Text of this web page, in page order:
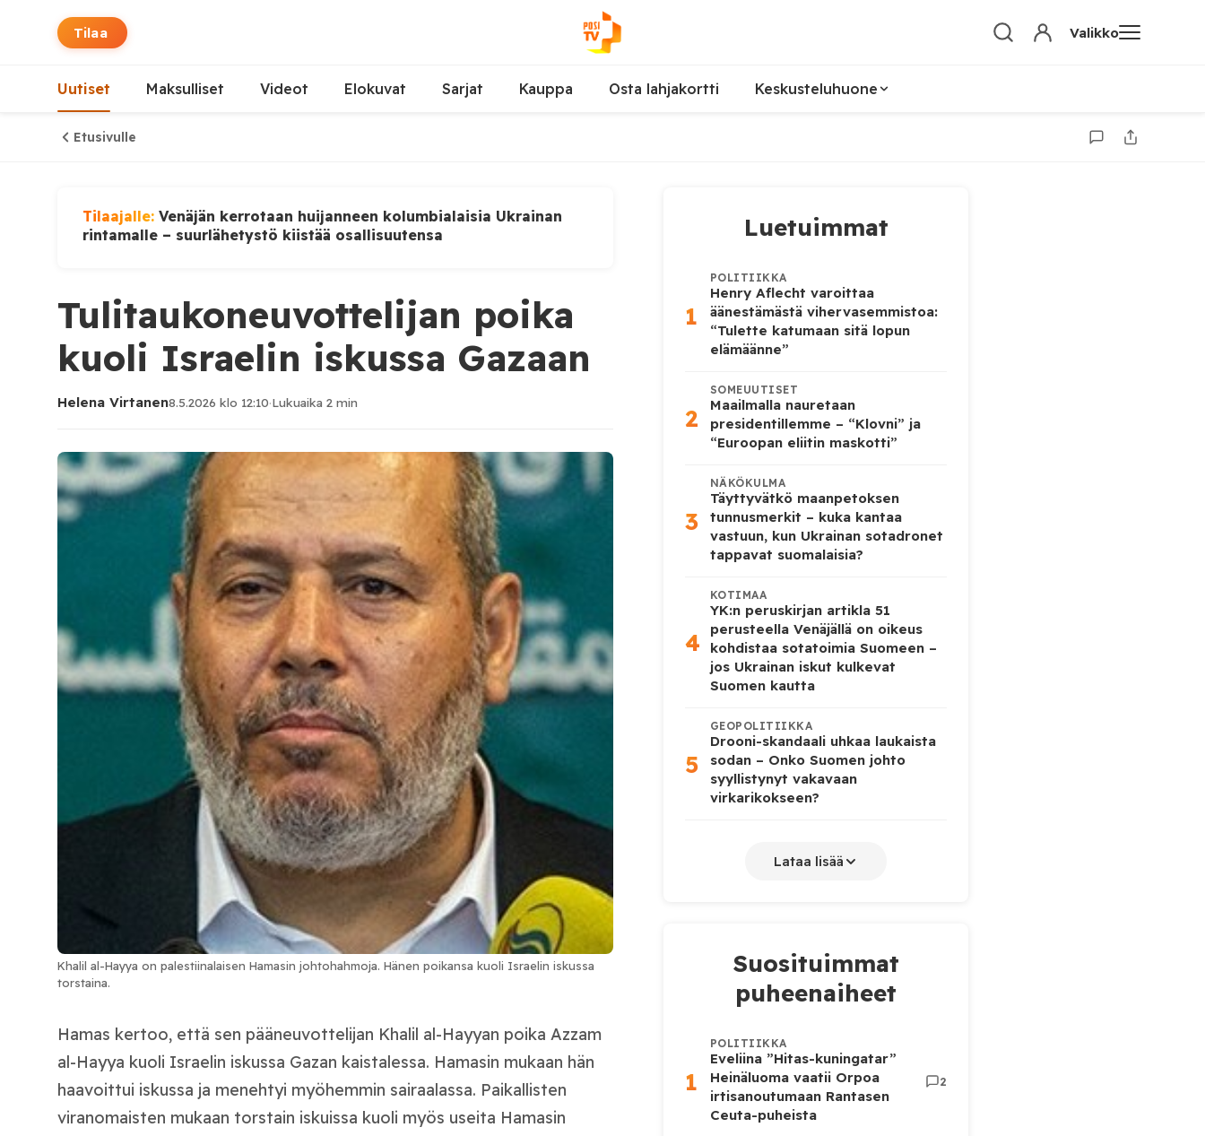
Tilaa Valikko
Uutiset Maksulliset Videot Elokuvat Sarjat Kauppa Osta lahjakortti Keskusteluhuone
Etusivulle
Tilaajalle: Venäjän kerrotaan huijanneen kolumbialaisia Ukrainan
rintamalle – suurlähetystö kiistää osallisuutensa
Tulitaukoneuvottelijan poika
kuoli Israelin iskussa Gazaan
Helena Virtanen8.5.2026 klo 12:10·Lukuaika 2 min
Khalil al-Hayya on palestiinalaisen Hamasin johtohahmoja. Hänen poikansa kuoli Israelin iskussa
torstaina.
Hamas kertoo, että sen pääneuvottelijan Khalil al-Hayyan poika Azzam
al-Hayya kuoli Israelin iskussa Gazan kaistalessa. Hamasin mukaan hän
haavoittui iskussa ja menehtyi myöhemmin sairaalassa. Paikallisten
viranomaisten mukaan torstain iskuissa kuoli myös useita Hamasin
Luetuimmat
1
POLITIIKKA
Henry Aflecht varoittaa
äänestämästä vihervasemmistoa:
“Tulette katumaan sitä lopun
elämäänne”
2
SOMEUUTISET
Maailmalla nauretaan
presidentillemme – “Klovni” ja
“Euroopan eliitin maskotti”
3
NÄKÖKULMA
Täyttyvätkö maanpetoksen
tunnusmerkit – kuka kantaa
vastuun, kun Ukrainan sotadronet
tappavat suomalaisia?
4
KOTIMAA
YK:n peruskirjan artikla 51
perusteella Venäjällä on oikeus
kohdistaa sotatoimia Suomeen –
jos Ukrainan iskut kulkevat
Suomen kautta
5
GEOPOLITIIKKA
Drooni-skandaali uhkaa laukaista
sodan – Onko Suomen johto
syyllistynyt vakavaan
virkarikokseen?
Lataa lisää
Suosituimmat
puheenaiheet
1
POLITIIKKA
Eveliina ”Hitas-kuningatar”
Heinäluoma vaatii Orpoa
irtisanoutumaan Rantasen
Ceuta-puheista
2